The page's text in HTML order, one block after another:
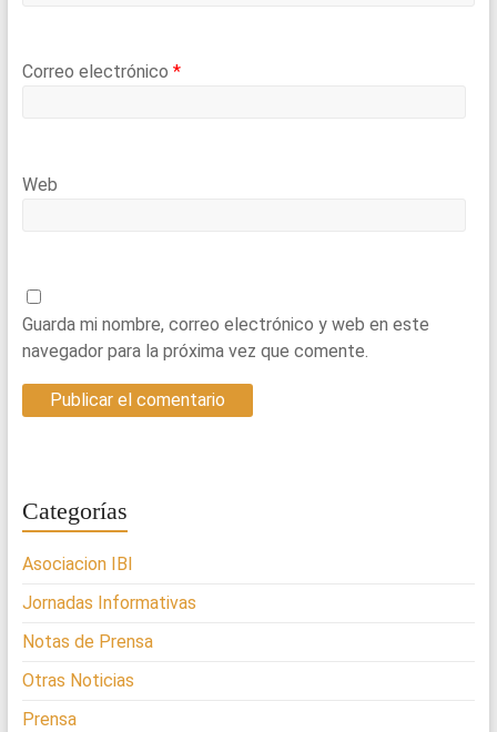
Correo electrónico *
Web
Guarda mi nombre, correo electrónico y web en este
navegador para la próxima vez que comente.
Categorías
Asociacion IBI
Jornadas Informativas
Notas de Prensa
Otras Noticias
Prensa